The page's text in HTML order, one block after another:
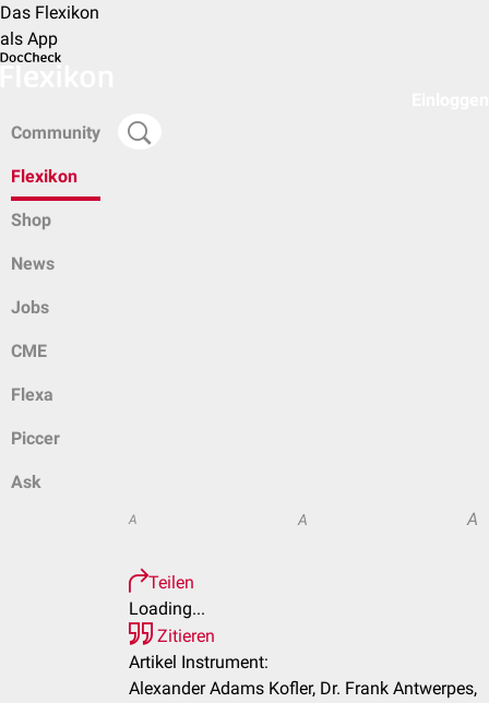
Das Flexikon
als App
Community
Flexikon
Shop
News
Jobs
CME
Flexa
Piccer
Ask
A A A
Teilen
Loading...
Zitieren
Artikel Instrument:
Alexander Adams Kofler, Dr. Frank Antwerpes,